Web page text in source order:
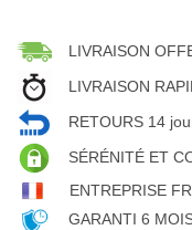
LIVRAISON
LIVRAISON
RETOURS 14
SÉRÉNITÉ ET
ENTREPRISE
GARANTI 6